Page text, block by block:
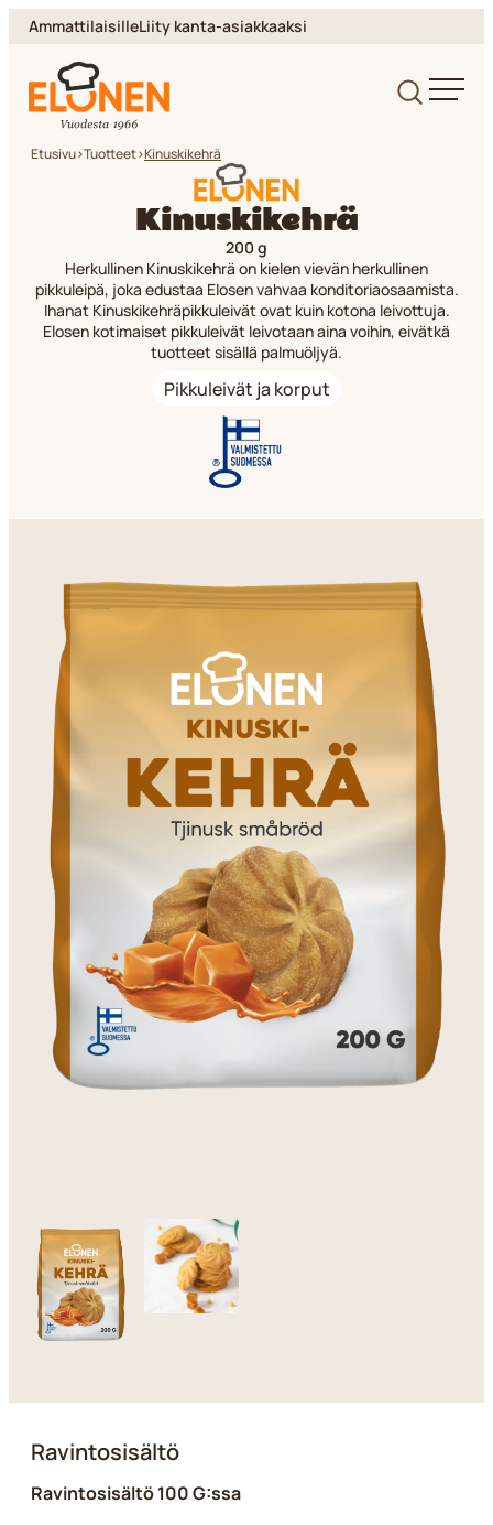
Siirry
sisältöön
AmmattilaisilleLiity kanta-asiakkaaksi
Elonen
Etusivu>Tuotteet>Kinuskikehrä
Kinuskikehrä
200 g
Herkullinen Kinuskikehrä on kielen vievän herkullinen
pikkuleipä, joka edustaa Elosen vahvaa konditoriaosaamista.
Ihanat Kinuskikehräpikkuleivät ovat kuin kotona leivottuja.
Elosen kotimaiset pikkuleivät leivotaan aina voihin, eivätkä
tuotteet sisällä palmuöljyä.
Pikkuleivät ja korput
Ravintosisältö
Ravintosisältö 100 G:ssa